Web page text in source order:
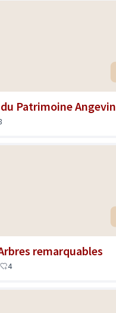
du Patrimoine Angevin
remarquables
4